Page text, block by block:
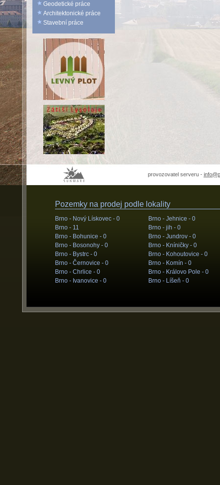
Geodetické práce
Architektonické práce
Stavební práce
provozovatel serveru -
Pozemky na prodej podle lokality
Brno - Nový Lískovec - 0
Brno - 11
Brno - Bohunice - 0
Brno - Bosonohy - 0
Brno - Bystrc - 0
Brno - Černovice - 0
Brno - Chrlice - 0
Brno - Ivanovice - 0
Brno - Jehnice - 0
Brno - jih - 0
Brno - Jundrov - 0
Brno - Kníničky - 0
Brno - Kohoutovice - 0
Brno - Komín - 0
Brno - Královo Pole - 0
Brno - Líšeň - 0